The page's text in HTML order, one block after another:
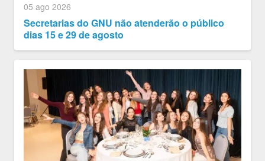
05 ago 2026
Secretarias do GNU não atenderão o público
dias 15 e 29 de agosto